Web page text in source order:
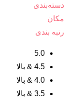
دسته‌بندی
مکان
رتبه بندی
5.0
4.5 & بالا
4.0 & بالا
3.5 & بالا